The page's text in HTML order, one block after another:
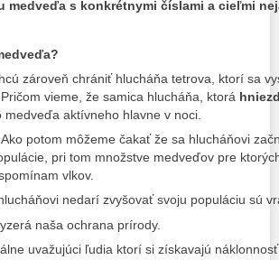
medveďa s konkrétnymi číslami a cieľmi
zároveň chrániť hlucháňa tetrova, ktorí sa
vieme, že samica hlucháňa, ktorá
aktívneho hlavne v noci.
Ako potom môžeme čakať že sa hlucháňovi
pri tom množstve medveďov pre
vlkov.
nedarí zvyšovať svoju populáciu sú
naša ochrana prírody.
uvažujúci ľudia ktorí si získavajú